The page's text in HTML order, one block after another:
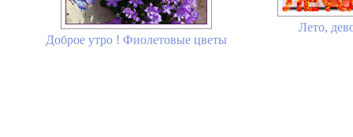
Доброе утро ! Фиолетовые цветы
Лето,